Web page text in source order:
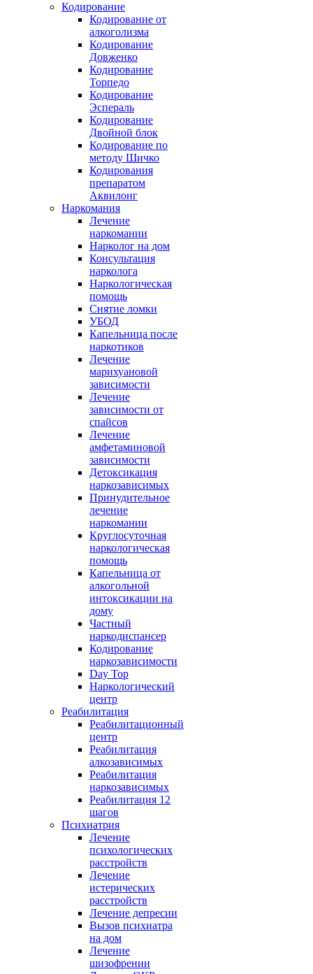
Кодирование
Кодирование от
алкоголизма
Кодирование
Довженко
Кодирование
Торпедо
Кодирование
Эспераль
Кодирование
Двойной блок
Кодирование по
методу Шичко
Кодирования
препаратом
Аквилонг
Наркомания
Лечение
наркомании
Нарколог на дом
Консультация
нарколога
Наркологическая
помощь
Снятие ломки
УБОД
Капельница после
наркотиков
Лечение
марихуановой
зависимости
Лечение
зависимости от
спайсов
Лечение
амфетаминовой
зависимости
Детоксикация
наркозависимых
Принудительное
лечение
наркомании
Круглосуточная
наркологическая
помощь
Капельница от
алкогольной
интоксикации на
дому
Частный
наркодиспансер
Кодирование
наркозависимости
Day Top
Наркологический
центр
Реабилитация
Реабилитационный
центр
Реабилитация
алкозависимых
Реабилитация
наркозависимых
Реабилитация 12
шагов
Психиатрия
Лечение
психологических
расстройств
Лечение
истерических
расстройств
Лечение депресии
Вызов психиатра
на дом
Лечение
шизофрении